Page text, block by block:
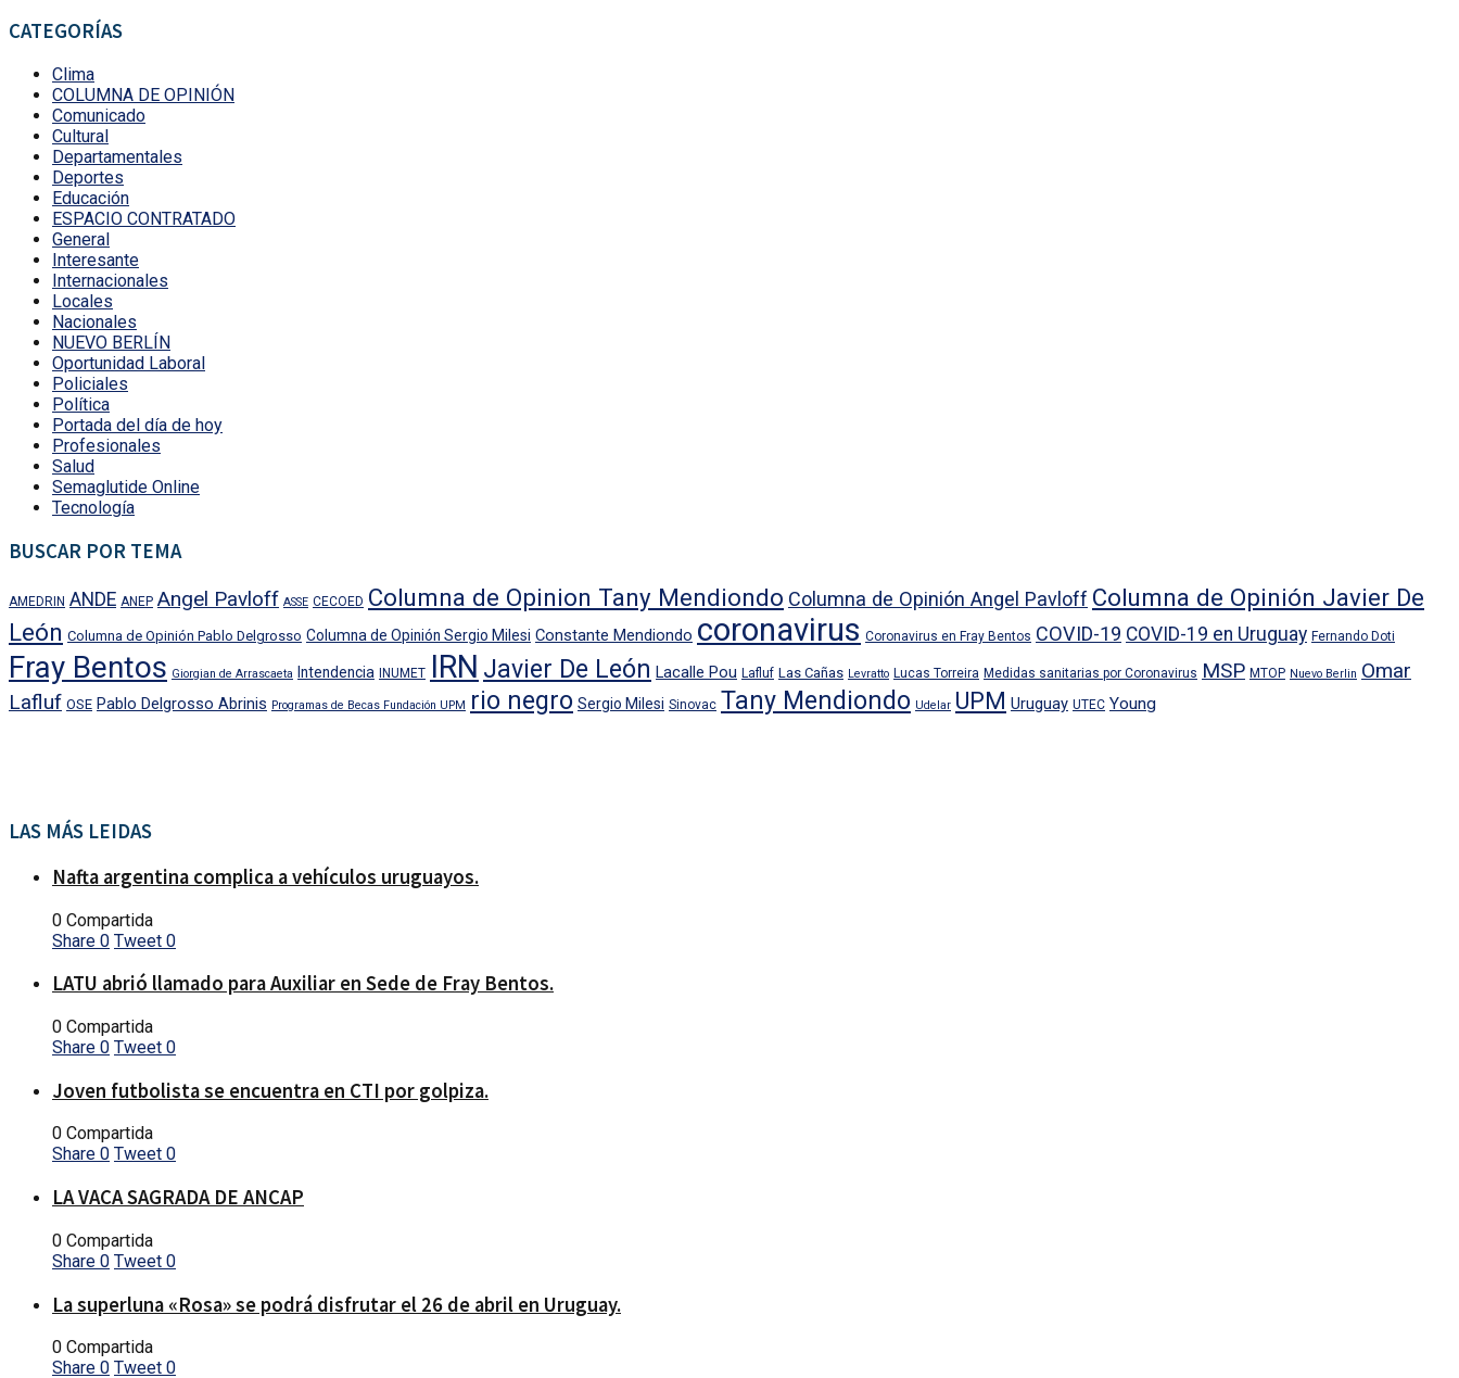
CATEGORÍAS
Clima
COLUMNA DE OPINIÓN
Comunicado
Cultural
Departamentales
Deportes
Educación
ESPACIO CONTRATADO
General
Interesante
Internacionales
Locales
Nacionales
NUEVO BERLÍN
Oportunidad Laboral
Policiales
Política
Portada del día de hoy
Profesionales
Salud
Semaglutide Online
Tecnología
BUSCAR POR TEMA
AMEDRIN ANDE ANEP Angel Pavloff ASSE CECOED Columna de Opinion Tany Mendiondo Columna de Opinión Angel Pavloff Columna de Opinión Javier De
León Columna de Opinión Pablo Delgrosso Columna de Opinión Sergio Milesi Constante Mendiondo coronavirus Coronavirus en Fray Bentos COVID-19 COVID-19 en Uruguay Fernando Doti
Fray Bentos Giorgian de Arrascaeta Intendencia INUMET IRN Javier De León Lacalle Pou Lafluf Las Cañas Levratto Lucas Torreira Medidas sanitarias por Coronavirus MSP MTOP Nuevo Berlin Omar
Lafluf OSE Pablo Delgrosso Abrinis Programas de Becas Fundación UPM rio negro Sergio Milesi Sinovac Tany Mendiondo Udelar UPM Uruguay UTEC Young
LAS MÁS LEIDAS
Nafta argentina complica a vehículos uruguayos.
0 Compartida
Share 0 Tweet 0
LATU abrió llamado para Auxiliar en Sede de Fray Bentos.
0 Compartida
Share 0 Tweet 0
Joven futbolista se encuentra en CTI por golpiza.
0 Compartida
Share 0 Tweet 0
LA VACA SAGRADA DE ANCAP
0 Compartida
Share 0 Tweet 0
La superluna «Rosa» se podrá disfrutar el 26 de abril en Uruguay.
0 Compartida
Share 0 Tweet 0